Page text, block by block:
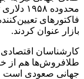
محدوده
فاکتورهای
بازار عنوان کردند.
کارشناسان اقتصادی
طلافروش‌ها هم از
جهانی صعودی است